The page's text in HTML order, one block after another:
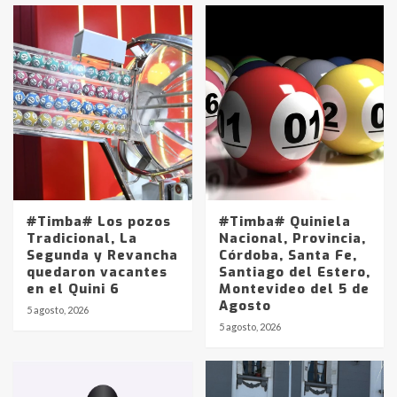
#Timba# Los pozos
Tradicional, La
Segunda y Revancha
quedaron vacantes
en el Quini 6
5 agosto, 2026
#Timba# Quiniela
Nacional, Provincia,
Córdoba, Santa Fe,
Santiago del Estero,
Montevideo del 5 de
Agosto
5 agosto, 2026
Identidad de los adolescentes
pampeanos que fueron
en la mañana del lunes